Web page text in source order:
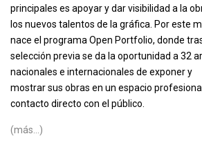
principales es apoyar y dar visibilidad a la
los nuevos talentos de la gráfica. Por este
nace el programa Open Portfolio, donde
selección previa se da la oportunidad a 32
nacionales e internacionales de exponer y
mostrar sus obras en un espacio
contacto directo con el público.
(más…)